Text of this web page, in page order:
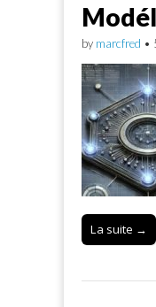
by marcfred •
La suite →